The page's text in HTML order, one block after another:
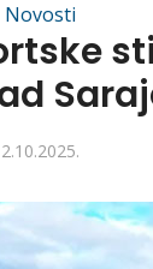
Novosti
2.10.2025.